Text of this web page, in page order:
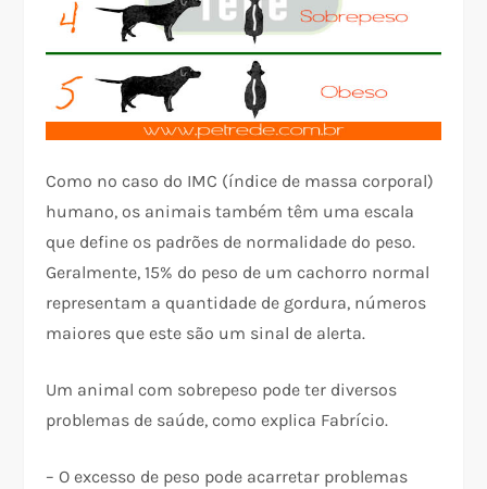
Como no caso do IMC (índice de massa corporal)
humano, os animais também têm uma escala
que define os padrões de normalidade do peso.
Geralmente, 15% do peso de um cachorro normal
representam a quantidade de gordura, números
maiores que este são um sinal de alerta.
Um animal com sobrepeso pode ter diversos
problemas de saúde, como explica Fabrício.
– O excesso de peso pode acarretar problemas